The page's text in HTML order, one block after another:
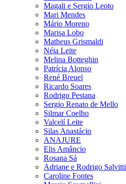
Magali e Sergio Leoto
Mari Mendes
Mário Moreno
Marisa Lobo
Matheus Grismaldi
Néia Leite
Melina Botteghin
Patrícia Alonso
René Breuel
Ricardo Soares
Rodrigo Pestana
Sergio Renato de Mello
Silmar Coelho
Valcelí Leite
Silas Anastácio
ANAJURE
Elis Amâncio
Rosana Sá
Adriane e Rodrigo Salvitti
Caroline Fontes